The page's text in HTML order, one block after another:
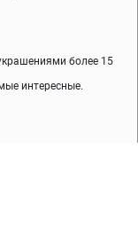
более 15
интересные.
сплав), которое не
аллергию.
выбирайте те,
курьер.